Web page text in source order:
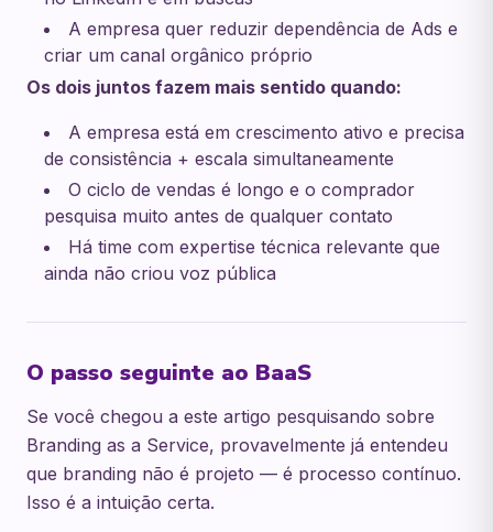
A empresa quer reduzir dependência de Ads e
criar um canal orgânico próprio
Os dois juntos fazem mais sentido quando:
A empresa está em crescimento ativo e precisa
de consistência + escala simultaneamente
O ciclo de vendas é longo e o comprador
pesquisa muito antes de qualquer contato
Há time com expertise técnica relevante que
ainda não criou voz pública
O passo seguinte ao BaaS
Se você chegou a este artigo pesquisando sobre
Branding as a Service, provavelmente já entendeu
que branding não é projeto — é processo contínuo.
Isso é a intuição certa.